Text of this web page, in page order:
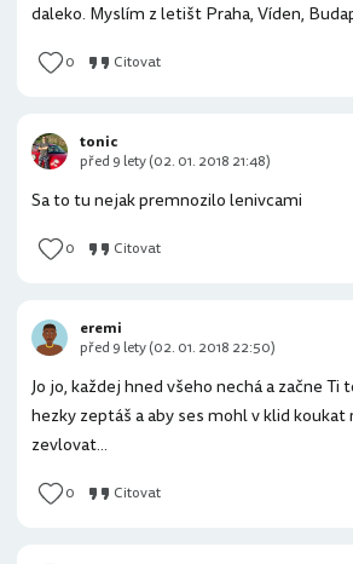
daleko. Myslím z letišt Praha, Víden,
0 Citovat
Sa to tu nejak premnozilo lenivcami
0 Citovat
tonic
před 9 lety (02. 01. 2018 21:48)
Jo jo, každej hned všeho nechá a začne Ti
hezky zeptáš a aby ses mohl v klid koukat
zevlovat...
0 Citovat
eremi
před 9 lety (02. 01. 2018 22:50)